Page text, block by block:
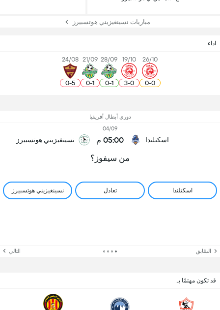
مباريات نسينغيزيني هوتسبيرز
اداء
26/10
0
-
0
19/10
0
-
3
28/09
1
-
0
21/09
1
-
0
24/08
5
-
0
دوري أبطال أفريقيا
اسكتلندا
04/09
05:00 م نسينغيزيني هوتسبيرز
من سيفوز؟
اسكتلندا تعادل نسينغيزيني هوتسبيرز
السّابق التالي
قد تكون مهتمًا بـ